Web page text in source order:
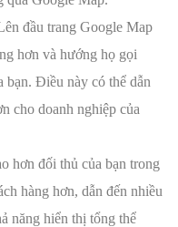
đầu trang Google Map
hơn và hướng họ gọi
bạn. Điều này có thể dẫn
cho doanh nghiệp của
hơn đối thủ của bạn trong
hàng hơn, dẫn đến nhiều
năng hiển thị tổng thể